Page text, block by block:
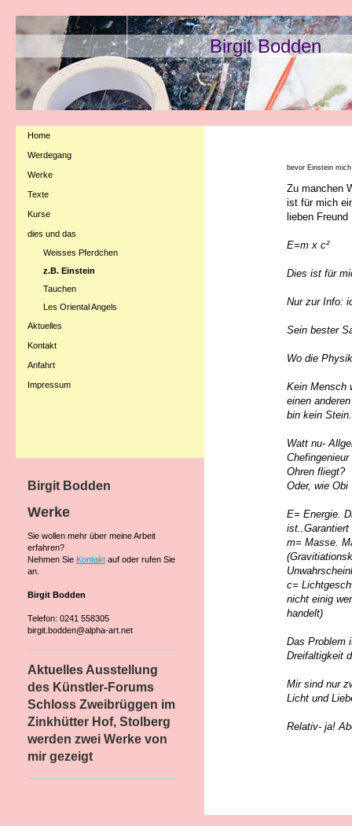
Birgit Bodden
bevor Einstein
Zu manchen
ist für mich
lieben
E=m x c²
Dies ist für
Nur zur Info:
Sein bester
Wo die
Kein Mensch
einen
bin kein
Watt nu-
Ohren fliegt?
Oder, wie
E= Energie.
ist..Garantiert
m= Masse.
c=
nicht einig
handelt)
Das Problem
Dreifaltigkeit
Mir sind nur
Licht und
Relativ- ja!
Home
Werdegang
Werke
Texte
Kurse
dies und das
Weisses Pferdchen
z.B. Einstein
Tauchen
Les Oriental Angels
Aktuelles
Kontakt
Anfahrt
Impressum
Birgit Bodden
Werke
Sie wollen mehr über meine Arbeit
erfahren?
Nehmen Sie Kontakt auf oder rufen Sie
an.
Birgit Bodden
Telefon: 0241 558305
birgit.bodden@alpha-art.net
Aktuelles Ausstellung
des Künstler-Forums
Schloss Zweibrüggen im
Zinkhütter Hof, Stolberg
werden zwei Werke von
mir gezeigt